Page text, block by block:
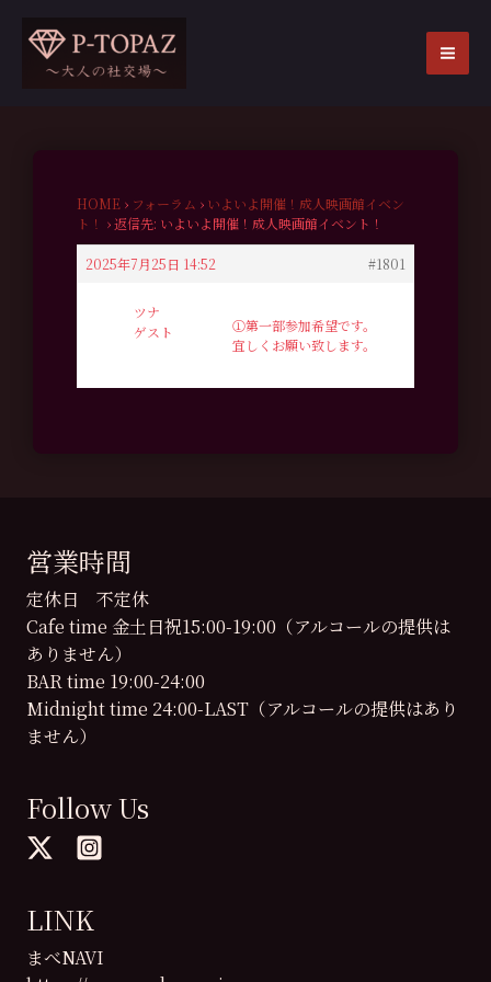
HOME › フォーラム › いよいよ開催！成人映画館イベン
ト！ ›返信先: いよいよ開催！成人映画館イベント！
2025年7月25日 14:52 #1801
ツナ
ゲスト
①第一部参加希望です。
宜しくお願い致します。
営業時間
定休日 不定休
Cafe time 金土日祝15:00-19:00（アルコールの提供は
ありません）
BAR time 19:00-24:00
Midnight time 24:00-LAST（アルコールの提供はあり
ません）
Follow Us
LINK
まべNAVI